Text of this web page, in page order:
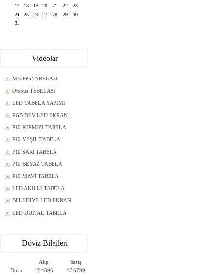
17
18 19 20 21 22
23
24
25 26 27 28 29
30
31
Videolar
Minibüs TABELASI
Otobüs TEBELASI
LED TABELA YAPIMI
RGB DEV LED EKRAN
P10 KIRMIZI TABELA
P10 YEŞİL TABELA
P10 SARI TABELA
P10 BEYAZ TABELA
P10 MAVİ TABELA
LED AKILLI TABELA
BELEDİYE LED EKRAN
LED DİJİTAL TABELA
Döviz Bilgileri
Alış
Satış
Dolar
47.4896
47.6799